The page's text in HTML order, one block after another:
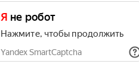
Я не робот
Нажмите, чтобы продолжить
Yandex SmartCaptcha